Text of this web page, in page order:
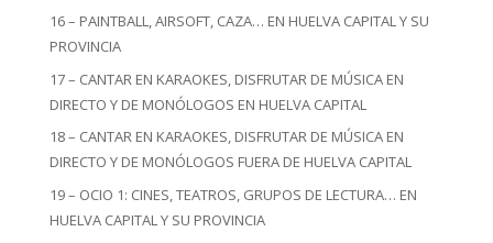
16 – PAINTBALL, AIRSOFT, CAZA… EN HUELVA CAPITAL Y SU
PROVINCIA
17 – CANTAR EN KARAOKES, DISFRUTAR DE MÚSICA EN
DIRECTO Y DE MONÓLOGOS EN HUELVA CAPITAL
18 – CANTAR EN KARAOKES, DISFRUTAR DE MÚSICA EN
DIRECTO Y DE MONÓLOGOS FUERA DE HUELVA CAPITAL
19 – OCIO 1: CINES, TEATROS, GRUPOS DE LECTURA… EN
HUELVA CAPITAL Y SU PROVINCIA